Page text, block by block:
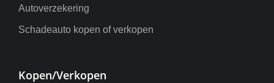
Autoverzekering
Schadeauto kopen of verkopen
Kopen/Verkopen